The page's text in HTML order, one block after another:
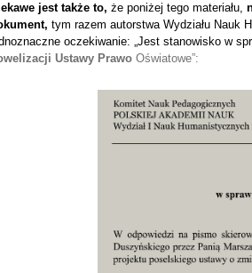
jest także to, że poniżej tego materiału,
tym razem autorstwa Wydziału Nauk
oczekiwanie: „Jest stanowisko w
Ustawy PrawoOświatowe”: